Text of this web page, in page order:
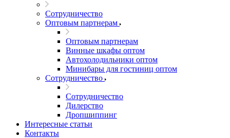
Сотрудничество
Оптовым партнерам
Оптовым партнерам
Винные шкафы оптом
Автохолодильники оптом
Минибары для гостиниц оптом
Сотрудничество
Сотрудничество
Дилерство
Дропшиппинг
Интересные статьи
Контакты